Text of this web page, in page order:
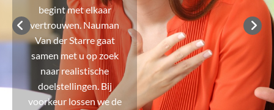
begint met elkaar
vertrouwen. Nauman
Van der Starre gaat
samen met u op zoek
naar realistische
doelstellingen. Bij
voorkeur lossen we de